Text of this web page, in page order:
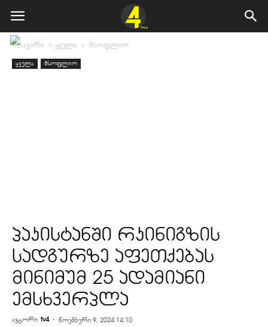
მთავარი ყველა მსოფლიო
ყველა მსოფლიო
პაკისტანში რკინიგზის
სადგურზე აფეთქებას
მინიმუმ 25 ადამიანი
ემსხვერპლა
ავტორი tv4 - ნოემბერი 9, 2024 14:10